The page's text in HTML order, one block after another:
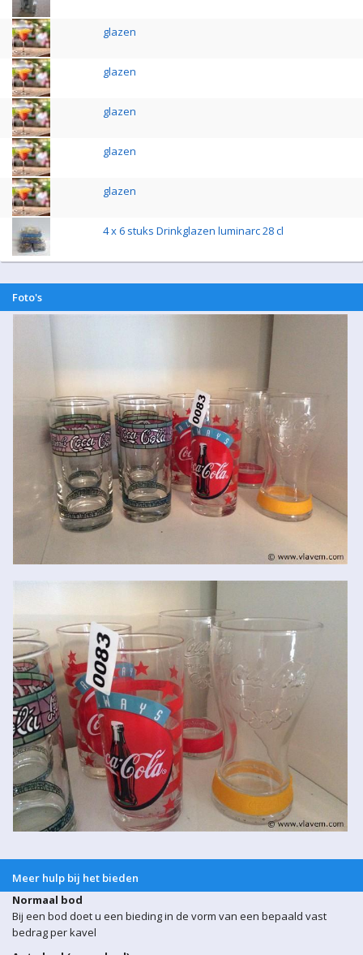
glazen
glazen
glazen
glazen
glazen
4 x 6 stuks Drinkglazen luminarc 28 cl
Foto's
Meer hulp bij het bieden
Normaal bod
Bij een bod doet u een bieding in de vorm van een bepaald vast
bedrag per kavel